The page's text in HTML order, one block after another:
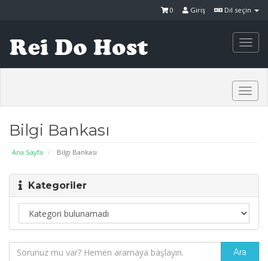
Dil seçin
Giriş
0
Bilgi Bankası
Ana Sayfa Bilgi Bankası
Kategoriler